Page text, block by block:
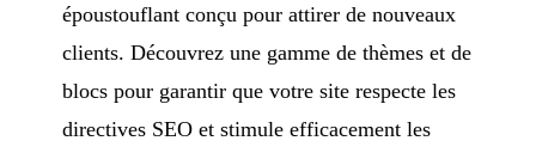
époustouflant conçu pour attirer de nouveaux
clients. Découvrez une gamme de thèmes et de
blocs pour garantir que votre site respecte les
directives SEO et stimule efficacement les